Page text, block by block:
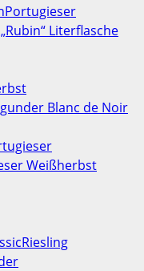
Portugieser
Literflasche
Blanc de Noir
Weißherbst
Riesling